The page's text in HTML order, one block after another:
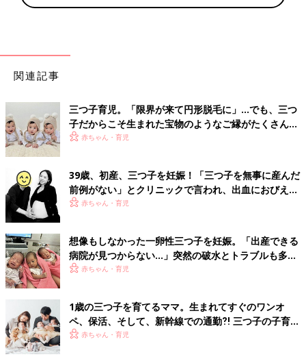
関連記事
三つ子育児。「限界が来て円形脱毛に」…でも、三つ
子だからこそ生まれた宝物のようなご縁がたくさん！
【体験談】
赤ちゃん・育児
39歳、初産、三つ子を妊娠！「三つ子を無事に産んだ
前例がない」とクリニックで言われ、出血におびえる
日々…【桑子英里アナ・インタビュー】
赤ちゃん・育児
想像もしなかった一卵性三つ子を妊娠。「出産できる
病院が見つからない…」突然の破水とトラブルも多数
経験！【体験談】
赤ちゃん・育児
1歳の三つ子を育てるママ。生まれてすぐのワンオ
ペ、保活、そして、新幹線での通勤⁈ 三つ子の子育て
のリアル【多胎育児体験談】
赤ちゃん・育児